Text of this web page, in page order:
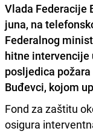
Vlada Federacije
juna, na
Federalnog
hitne intervencije
posljedica
Buđevci, kojom
Fond za zaštitu
osigura